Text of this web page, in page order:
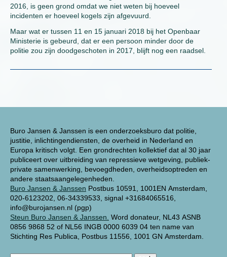
Buro Jansen & Janssen is een onderzoeksburo dat politie,
justitie, inlichtingendiensten, de overheid in Nederland en
Europa kritisch volgt. Een grondrechten kollektief dat al 30 jaar
publiceert over uitbreiding van repressieve wetgeving, publiek-
private samenwerking, bevoegdheden, overheidsoptreden en
andere staatsaangelegenheden.
Buro Jansen & Janssen Postbus 10591, 1001EN Amsterdam,
020-6123202, 06-34339533, signal +31684065516,
info@burojansen.nl (pgp)
Steun Buro Jansen & Janssen. Word donateur, NL43 ASNB
0856 9868 52 of NL56 INGB 0000 6039 04 ten name van
Stichting Res Publica, Postbus 11556, 1001 GN Amsterdam.
2016, is geen grond omdat we niet weten bij hoeveel
incidenten er hoeveel kogels zijn afgevuurd.
Maar wat er tussen 11 en 15 januari 2018 bij het Openbaar
Ministerie is gebeurd, dat er een persoon minder door de
politie zou zijn doodgeschoten in 2017, blijft nog een raadsel.